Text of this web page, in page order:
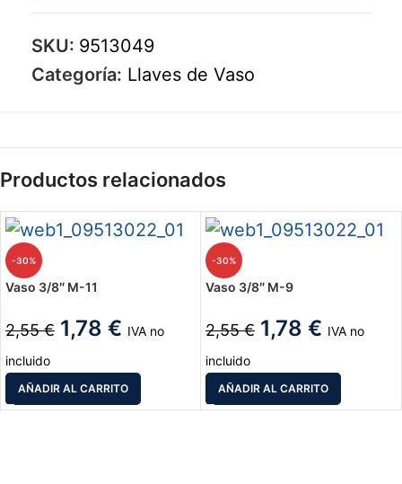
SKU: 9513049
Categoría: Llaves de Vaso
Productos relacionados
-30%
Vaso 3/8″ M-11
2,55€ 1,78 € IVA no
incluido
AÑADIR AL CARRITO
-30%
Vaso 3/8″ M-9
2,55€ 1,78 € IVA no
incluido
AÑADIR AL CARRITO